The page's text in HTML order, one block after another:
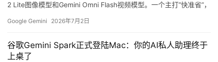
报
2 Lite图像模型和Gemini Omni Flash视频模型。一个主打”快准省”，
心看点 1. Nano Banana 2 Lite：4秒出图，1块钱做4张 这是Nano
Google Gemini 2026年7月2日
谷歌Gemini Spark正式登陆Mac：你的AI私人助理终于
上桌了